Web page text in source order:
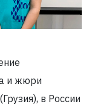
и жюри
в России